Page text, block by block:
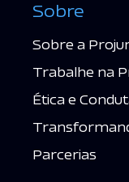
Sobre
Sobre a
Trabalhe na
Ética e
Parcerias